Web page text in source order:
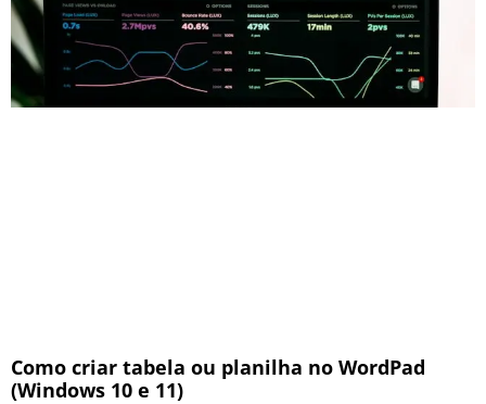
Como criar tabela ou planilha no WordPad
(Windows 10 e 11)